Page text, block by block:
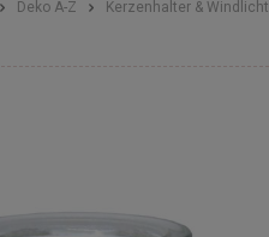
Deko A-Z Kerzenhalter &